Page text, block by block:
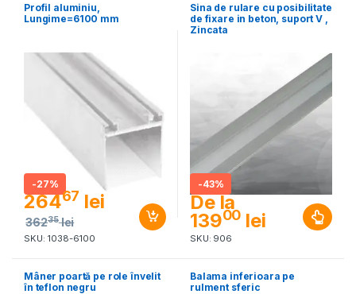
Profil aluminiu,
Lungime=6100 mm
-27%
26467 lei
36235 lei
SKU: 1038-6100
Sina de rulare cu posibilitate
de fixare in beton, suport V ,
Zincata
-43%
De la
13900 lei
SKU: 906
Mâner poartă pe role învelit
în teflon negru
Balama inferioara pe
rulment sferic